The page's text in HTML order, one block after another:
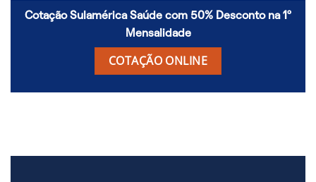
Cotação Sulamérica Saúde com 50% Desconto na 1º
Mensalidade
COTAÇÃO ONLINE